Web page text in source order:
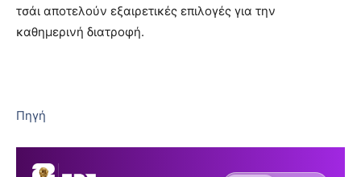
τσάι αποτελούν εξαιρετικές επιλογές για την
καθημερινή διατροφή.
Πηγή